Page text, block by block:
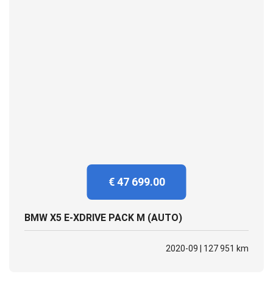
€ 47 699.00
BMW X5 E-XDRIVE PACK M (AUTO)
2020-09 | 127 951 km